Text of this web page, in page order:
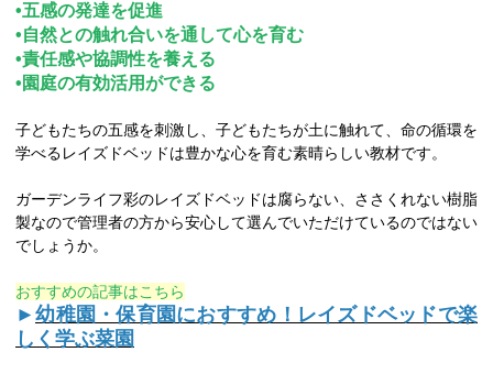
•五感の発達を促進
•自然との触れ合いを通して心を育む
•責任感や協調性を養える
•園庭の有効活用ができる
子どもたちの五感を刺激し、子どもたちが土に触れて、命の循環を
学べるレイズドベッドは豊かな心を育む素晴らしい教材です。
ガーデンライフ彩のレイズドベッドは腐らない、ささくれない樹脂
製なので管理者の方から安心して選んでいただけているのではない
でしょうか。
おすすめの記事はこちら
► 幼稚園・保育園におすすめ！レイズドベッドで楽
しく学ぶ菜園